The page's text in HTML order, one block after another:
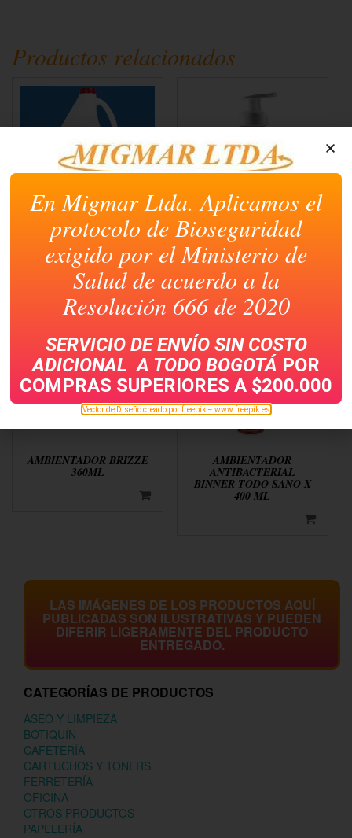
Productos relacionados
ALCOHOL INDUSTRIAL
3800CC
ATOMIZADOR
PLASTICO
DISPENSADOR 500CC
AMBIENTADOR BRIZZE
360ML
AMBIENTADOR
ANTIBACTERIAL
BINNER TODO SANO X
400 ML
LAS IMÁGENES DE LOS PRODUCTOS AQUÍ
PUBLICADAS SON ILUSTRATIVAS Y PUEDEN
DIFERIR LIGERAMENTE DEL PRODUCTO
ENTREGADO.
CATEGORÍAS DE PRODUCTOS
ASEO Y LIMPIEZA
BOTIQUÍN
CAFETERÍA
CARTUCHOS Y TONERS
FERRETERÍA
OFICINA
OTROS PRODUCTOS
PAPELERÍA
En Migmar Ltda. Aplicamos el
protocolo de Bioseguridad
exigido por el Ministerio de
Salud de acuerdo a la
Resolución 666 de 2020
SERVICIO DE ENVÍO SIN COSTO
ADICIONAL A TODO BOGOTÁ POR
COMPRAS SUPERIORES A $200.000
Vector de Diseño creado por freepik – www.freepik.es